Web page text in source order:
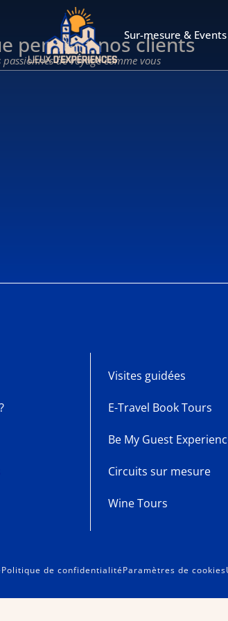
Sur-mesure & Events
pensent nos clients
passionnés de voyage comme vous
Visites guidées
E-Travel Book Tours
Be My Guest
Circuits sur mesure
Wine Tours
Politique de confidentialitéParamètres de cookies